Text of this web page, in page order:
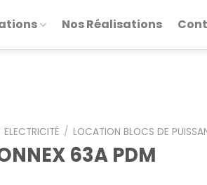
Nos Réalisations
ELECTRICITÉ / LOCATION BLOCS DE
63A PDM